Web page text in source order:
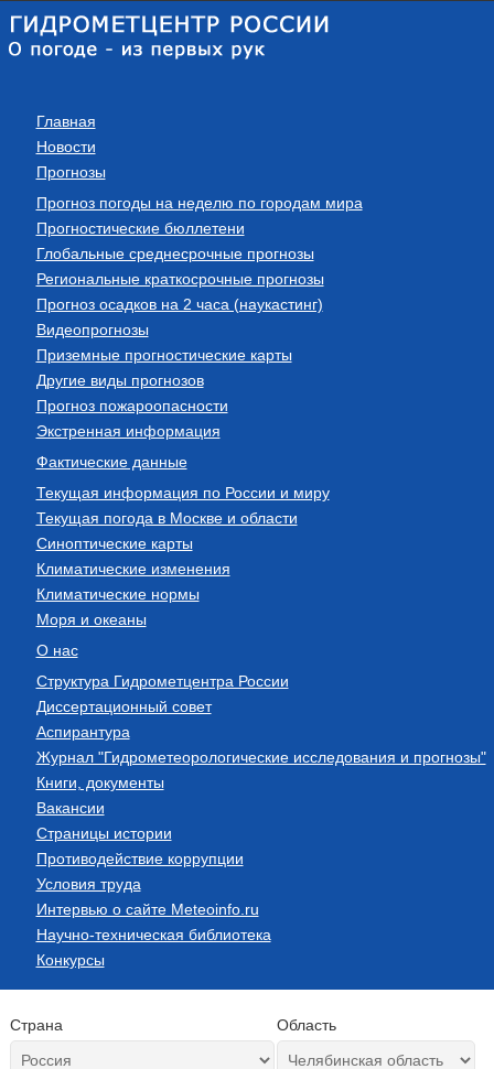
Главная
Новости
Прогнозы
Прогноз погоды на неделю по городам мира
Прогностические бюллетени
Глобальные среднесрочные прогнозы
Региональные краткосрочные прогнозы
Прогноз осадков на 2 часа (наукастинг)
Видеопрогнозы
Приземные прогностические карты
Другие виды прогнозов
Прогноз пожароопасности
Экстренная информация
Фактические данные
Текущая информация по России и миру
Текущая погода в Москве и области
Синоптические карты
Климатические изменения
Климатические нормы
Моря и океаны
О нас
Структура Гидрометцентра России
Диссертационный совет
Аспирантура
Журнал "Гидрометеорологические исследования и прогнозы"
Книги, документы
Вакансии
Страницы истории
Противодействие коррупции
Условия труда
Интервью о сайте Meteoinfo.ru
Научно-техническая библиотека
Конкурсы
Страна Область